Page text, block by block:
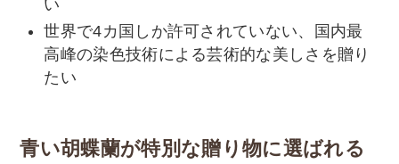
い
世界で4カ国しか許可されていない、国内最
高峰の染色技術による芸術的な美しさを贈り
たい
青い胡蝶蘭が特別な贈り物に選ばれる